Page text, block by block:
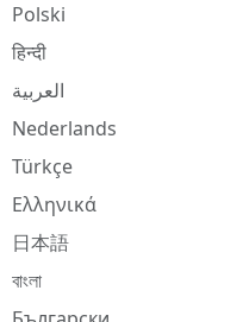
Polski
हिन्दी
العربية
Nederlands
Türkçe
Ελληνικά
日本語
বাংলা